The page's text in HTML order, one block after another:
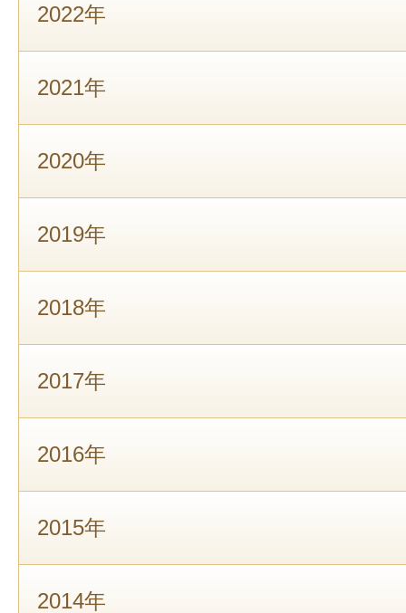
2022年
2021年
2020年
2019年
2018年
2017年
2016年
2015年
2014年